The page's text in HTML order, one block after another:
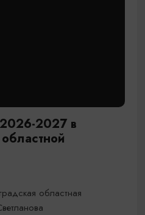
2027 в
областная